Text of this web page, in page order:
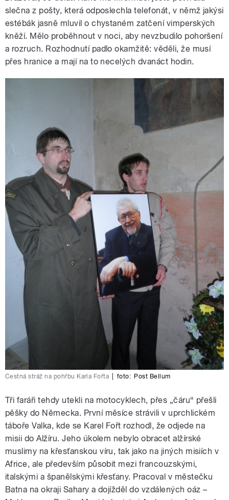
slečna z pošty, která odposlechla telefonát, v němž jakýsi
estébák jasně mluvil o chystaném zatčení vimperských
kněží. Mělo proběhnout v noci, aby nevzbudilo pohoršení
a rozruch. Rozhodnutí padlo okamžitě: věděli, že musí
přes hranice a mají na to necelých dvanáct hodin.
Čestná stráž na pohřbu Karla Fořta foto: Post Bellum
Tři faráři tehdy utekli na motocyklech, přes „čáru“ přešli
pěšky do Německa. První měsíce strávili v uprchlickém
táboře Valka, kde se Karel Fořt rozhodl, že odjede na
misii do Alžíru. Jeho úkolem nebylo obracet alžírské
muslimy na křesťanskou víru, tak jako na jiných misiích v
Africe, ale především působit mezi francouzskými,
italskými a španělskými křesťany. Pracoval v městečku
Batna na okraji Sahary a dojížděl do vzdálených oáz –